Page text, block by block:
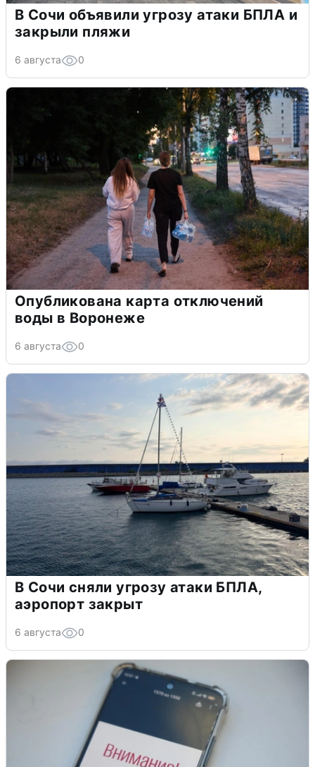
В Сочи объявили угрозу атаки БПЛА и
закрыли пляжи
6 августа 0
Опубликована карта отключений
воды в Воронеже
6 августа 0
В Сочи сняли угрозу атаки БПЛА,
аэропорт закрыт
6 августа 0